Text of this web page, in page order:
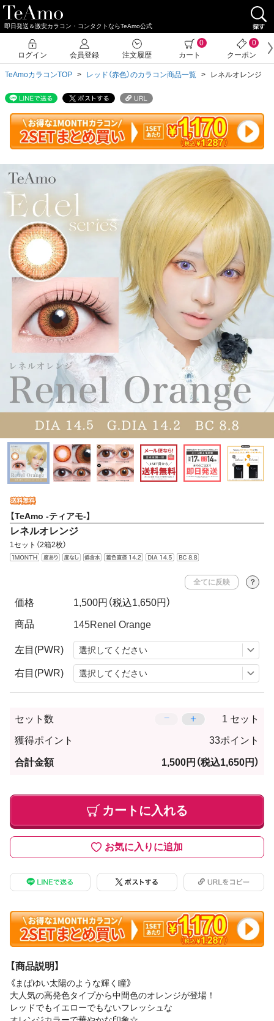
即日発送＆激安カラコン・コンタクトならTeAmo公式
TeAmoカラコンTOP レッド（赤色）のカラコン商品一覧 レネルオレンジ
【TeAmo -ティアモ-】
レネルオレンジ
1セット（2箱2枚）
全てに反映 ？
価格 1,500円 （税込1,650円）
商品
左目(PWR)
右目(PWR)
セット数 − ＋ セット
獲得ポイント 33ポイント
合計金額 1,500円 （税込1,650円）
カートに入れる
お気に入りに追加
【商品説明】
《まばゆい太陽のような輝く瞳》
大人気の高発色タイプから中間色のオレンジが登場！
レッドでもイエローでもないフレッシュな
ログイン 会員登録 注文履歴
0
カート
0
クーポン
クーポン詳細